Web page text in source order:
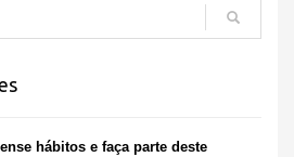
hábitos e faça parte deste